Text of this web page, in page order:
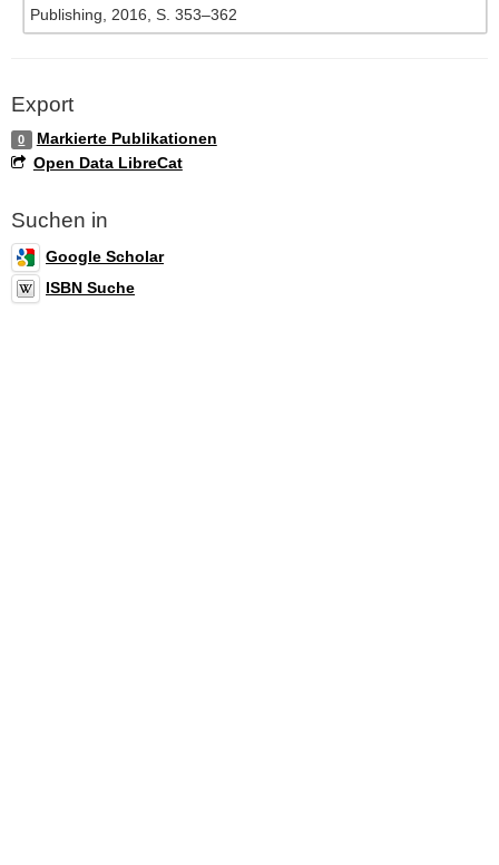
Publishing, 2016, S. 353–362
Export
0
Markierte Publikationen
Open Data LibreCat
Suchen in
Google Scholar
ISBN Suche